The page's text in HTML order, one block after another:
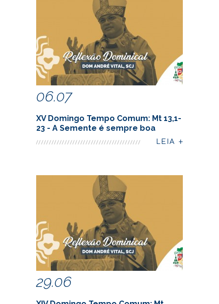
06.07
XV Domingo Tempo Comum: Mt 13,1-
23 - A Semente é sempre boa
29.06